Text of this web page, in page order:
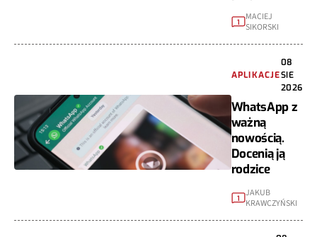
1
MACIEJ
SIKORSKI
APLIKACJE
08
SIE
2026
WhatsApp z
ważną
nowością.
Docenią ją
rodzice
1
JAKUB
KRAWCZYŃSKI